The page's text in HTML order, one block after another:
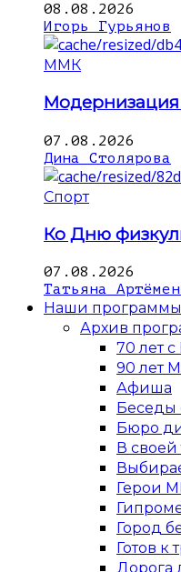
08.08.2026
Игорь Гурьянов
ММК
07.08.2026
Дина Столярова
Спорт
Ко Дню
07.08.2026
Татьяна
Наши программы
Архив
70 лет
90 лет
Афиша
Беседы
Бюро
В своей
Герои
Город
Готов к
Дорога